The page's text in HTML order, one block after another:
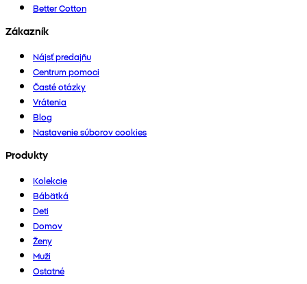
Better Cotton
Zákazník
Nájsť predajňu
Centrum pomoci
Časté otázky
Vrátenia
Blog
Nastavenie súborov cookies
Produkty
Kolekcie
Bábätká
Deti
Domov
Ženy
Muži
Ostatné